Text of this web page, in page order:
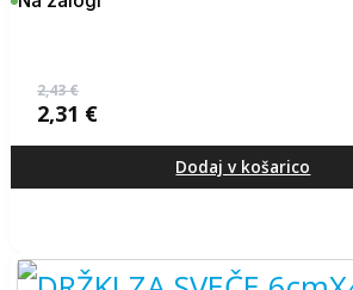
2,43€
cena
2,43 €.
2,31 €
cena
Dodaj v košarico